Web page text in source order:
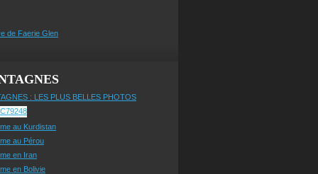
de Faerie Glen
: LES PLUS BELLES PHOTOS
au Kurdistan
au Pérou
en Iran
en Bolivie